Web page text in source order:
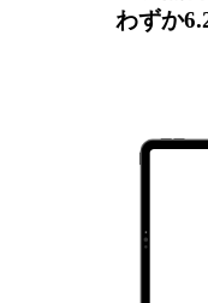
わずか